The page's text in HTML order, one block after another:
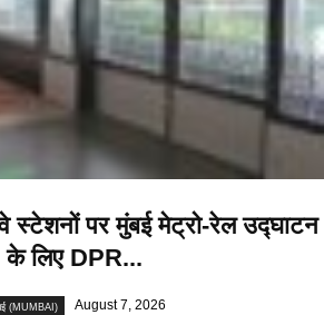
पर मुंबई मेट्रो-रेल उद्घाटन
के लिए DPR...
(MUMBAI) August 7, 2026